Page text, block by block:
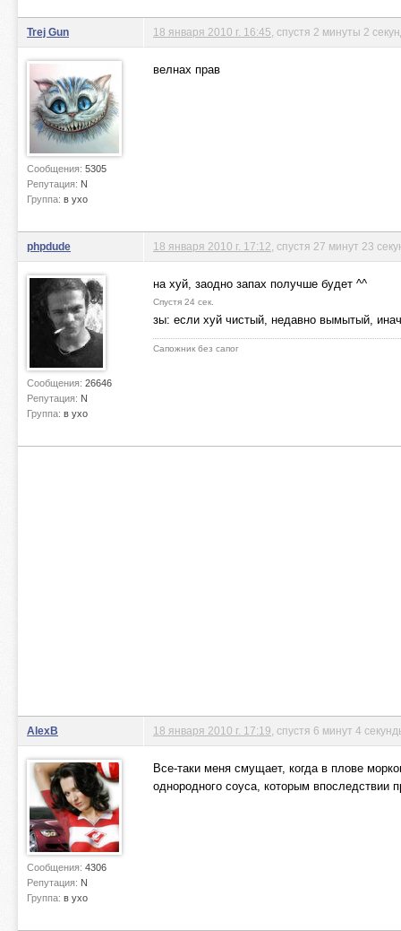
Trej Gun
Сообщения: 5305
Репутация: N
Группа: в ухо
18 января 2010 г. 16:45 , спустя 2 минуты 2
велнах прав
phpdude
Сообщения: 26646
Репутация: N
Группа: в ухо
18 января 2010 г. 17:12 , спустя 27 минут 23
на хуй, заодно запах получше будет ^^
Спустя 24 сек.
зы: если хуй чистый, недавно вымытый,
Сапожник без сапог
AlexB
Сообщения: 4306
Репутация: N
Группа: в ухо
18 января 2010 г. 17:19 , спустя 6 минут 4
Все-таки меня смущает, когда в плове
однородного соуса, которым впоследствии